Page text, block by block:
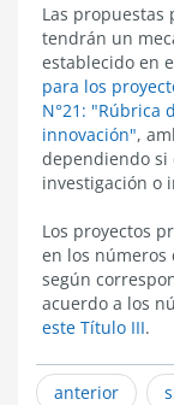
Las
tendrán un
establecido en
para los
N°21: "Rúbrica
innovación",
dependiendo si
investigación o
Los proyectos
en los números
según
acuerdo a los
este Título III.
anterior